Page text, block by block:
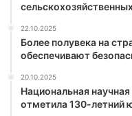
22.10.2025
Более полувека на
обеспечивают
20.10.2025
Национальная
отметила 130-летний